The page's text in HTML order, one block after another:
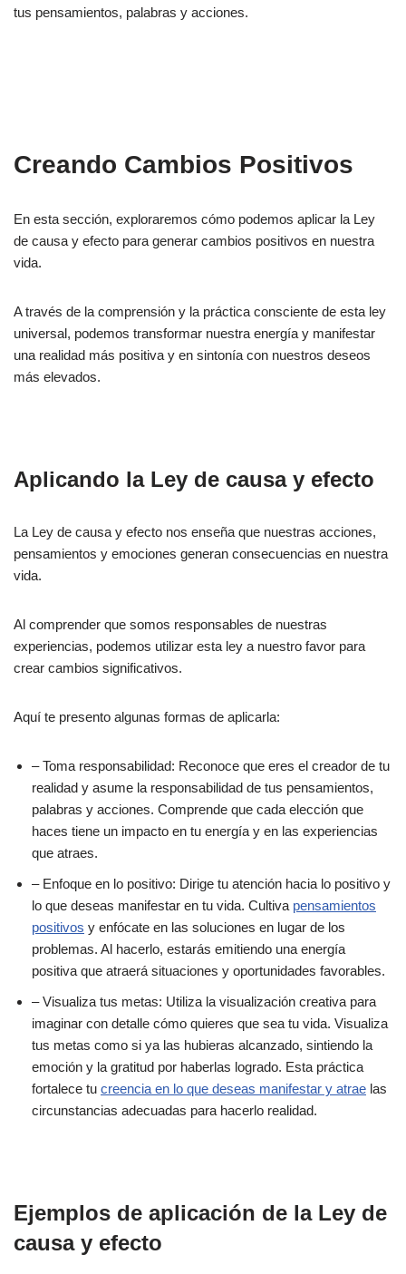
tus pensamientos, palabras y acciones.
Creando Cambios Positivos
En esta sección, exploraremos cómo podemos aplicar la Ley
de causa y efecto para generar cambios positivos en nuestra
vida.
A través de la comprensión y la práctica consciente de esta ley
universal, podemos transformar nuestra energía y manifestar
una realidad más positiva y en sintonía con nuestros deseos
más elevados.
Aplicando la Ley de causa y efecto
La Ley de causa y efecto nos enseña que nuestras acciones,
pensamientos y emociones generan consecuencias en nuestra
vida.
Al comprender que somos responsables de nuestras
experiencias, podemos utilizar esta ley a nuestro favor para
crear cambios significativos.
Aquí te presento algunas formas de aplicarla:
– Toma responsabilidad: Reconoce que eres el creador de tu
realidad y asume la responsabilidad de tus pensamientos,
palabras y acciones. Comprende que cada elección que
haces tiene un impacto en tu energía y en las experiencias
que atraes.
– Enfoque en lo positivo: Dirige tu atención hacia lo positivo y
lo que deseas manifestar en tu vida. Cultiva pensamientos
positivos y enfócate en las soluciones en lugar de los
problemas. Al hacerlo, estarás emitiendo una energía
positiva que atraerá situaciones y oportunidades favorables.
– Visualiza tus metas: Utiliza la visualización creativa para
imaginar con detalle cómo quieres que sea tu vida. Visualiza
tus metas como si ya las hubieras alcanzado, sintiendo la
emoción y la gratitud por haberlas logrado. Esta práctica
fortalece tu creencia en lo que deseas manifestar y atrae las
circunstancias adecuadas para hacerlo realidad.
Ejemplos de aplicación de la Ley de
causa y efecto